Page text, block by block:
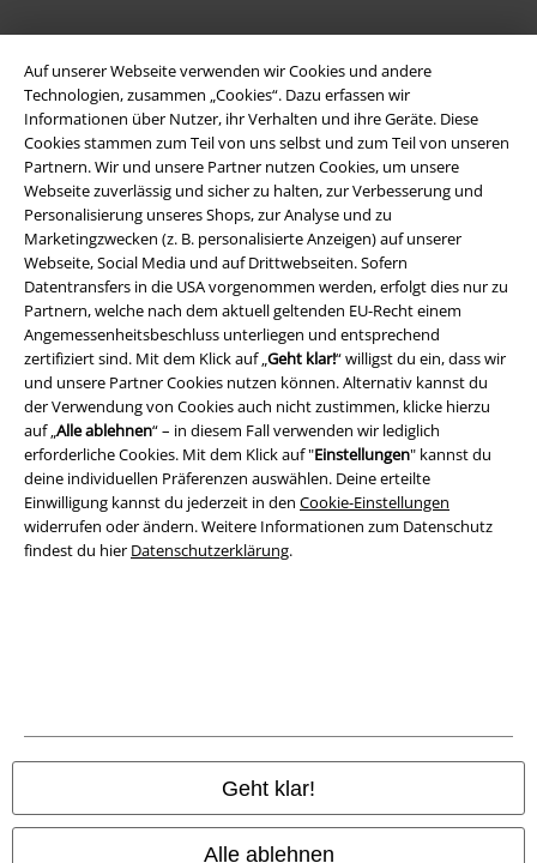
Auf unserer Webseite verwenden wir Cookies und andere
Technologien, zusammen „Cookies“. Dazu erfassen wir
Informationen über Nutzer, ihr Verhalten und ihre Geräte. Diese
Cookies stammen zum Teil von uns selbst und zum Teil von unseren
Partnern. Wir und unsere Partner nutzen Cookies, um unsere
Webseite zuverlässig und sicher zu halten, zur Verbesserung und
Personalisierung unseres Shops, zur Analyse und zu
Marketingzwecken (z. B. personalisierte Anzeigen) auf unserer
Webseite, Social Media und auf Drittwebseiten. Sofern
Datentransfers in die USA vorgenommen werden, erfolgt dies nur zu
Partnern, welche nach dem aktuell geltenden EU-Recht einem
Angemessenheitsbeschluss unterliegen und entsprechend
zertifiziert sind. Mit dem Klick auf „Geht klar!“ willigst du ein, dass wir
und unsere Partner Cookies nutzen können. Alternativ kannst du
der Verwendung von Cookies auch nicht zustimmen, klicke hierzu
auf „Alle ablehnen“ – in diesem Fall verwenden wir lediglich
erforderliche Cookies. Mit dem Klick auf "Einstellungen" kannst du
deine individuellen Präferenzen auswählen. Deine erteilte
Einwilligung kannst du jederzeit in den Cookie-Einstellungen
widerrufen oder ändern. Weitere Informationen zum Datenschutz
findest du hier Datenschutzerklärung.
Geht klar!
Alle ablehnen
Rechtliches
AGB
Impressum
Datenschutz
Entsorgung und Umweltschutz
Konformitätserklärung
Information zur Barrierefreiheit
Cookie-Einstellungen
EMP Online Shops